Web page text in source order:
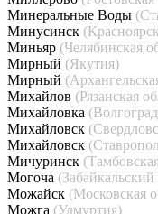
Минеральные Воды
Минусинск
Миньяр (Челябинская
Мирный (Якутия)
Мирный
Михайлов (Рязанская
Михайловка
Михайловск
Михайловск
Мичуринск
Могоча
Можайск (Московская
Можга (Удмуртия)